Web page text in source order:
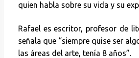
quien habla sobre su vida y su
Rafael es escritor, profesor de
señala que “siempre quise ser
las áreas del arte, tenía 8 años”.